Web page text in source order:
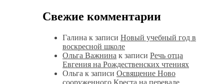
Свежие комментарии
Галина к записи Новый учебный год в
воскресной школе
Ольга Важнина к записи Речь отца
Евгения на Рождественских чтениях
Ольга к записи Освящение Ново
сооруженного Креста на перевале